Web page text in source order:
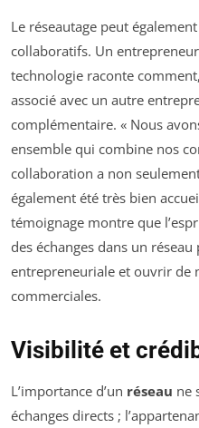
Le réseautage peut
collaboratifs. Un
technologie raconte
associé avec un autre
complémentaire. « Nous
ensemble qui combine nos
collaboration a non
également été très bien
témoignage montre que
des échanges dans un
entrepreneuriale et ouvrir de
commerciales.
Visibilité et
L’importance d’un réseau ne
échanges directs ;